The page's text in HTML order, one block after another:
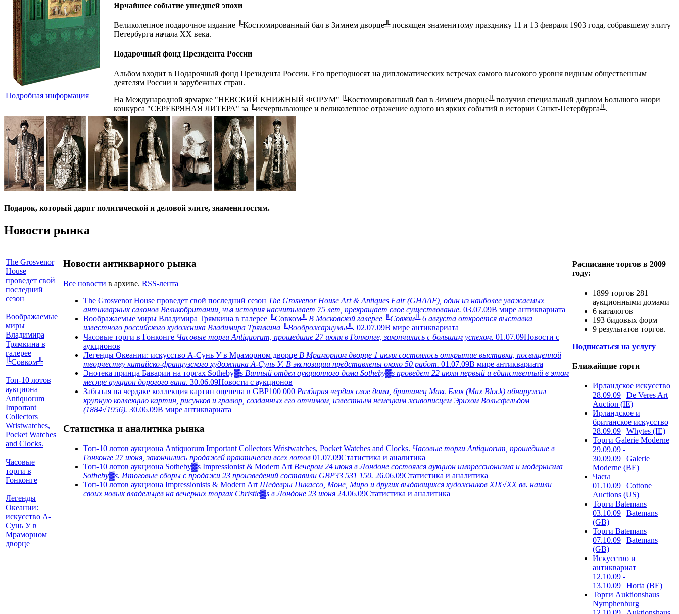
Подробная информация
Ярчайшее событие ушедшей эпохи
Великолепное подарочное издание ╚Костюмированный бал в Зимнем дворце╩ посвящен знаменитому празднику 11 и 13 февраля 1903 года, собравшему элиту
Петербурга начала ХХ века.
Подарочный фонд Президента России
Альбом входит в Подарочный фонд Президента России. Его преподносят на дипломатических встречах самого высокого уровня видным общественным
деятелям России и зарубежных стран.
На Международной ярмарке "НЕВСКИЙ КНИЖНЫЙ ФОРУМ" ╚Костюмированный бал в Зимнем дворце╩ получил специальный диплом Большого жюри
конкурса "СЕРЕБРЯНАЯ ЛИТЕРА" за ╚исчерпывающее и великолепное отражение одного из ярких событий в истории Санкт-Петербурга╩.
Подарок, который дарят политической и деловой элите, знаменитостям.
Новости рынка
The Grosvenor
House
проведет свой
последний
сезон
Воображаемые
миры
Владимира
Трямкина в
галерее
╚Совком╩
Топ-10 лотов
аукциона
Antiquorum
Important
Collectors
Wristwatches,
Pocket Watches
and Clocks.
Часовые
торги в
Гонконге
Легенды
Океании:
искусство А-
Сунь У в
Мраморном
дворце
Новости антикварного рынка
Все новости в архиве. RSS-лента
The Grosvenor House проведет свой последний сезон The Grosvenor House Art & Antiques Fair (GHAAF), один из наиболее уважаемых
антикварных салонов Великобритании, чья история насчитывает 75 лет, прекращает свое существование. 03.07.09В мире антиквариата
Воображаемые миры Владимира Трямкина в галерее ╚Совком╩ В Московской галерее ╚Совком╩ 6 августа откроется выставка
известного российского художника Владимира Трямкина ╚Вооброжариумы╩. 02.07.09В мире антиквариата
Часовые торги в Гонконге Часовые торги Antiquorum, прошедшие 27 июня в Гонконге, закончились с большим успехом. 01.07.09Новости с
аукционов
Легенды Океании: искусство А-Сунь У в Мраморном дворце В Мраморном дворце 1 июля состоялось открытие выставки, посвященной
творчеству китайско-французского художника А-Сунь У. В экспозиции представлены около 50 работ. 01.07.09В мире антиквариата
Энотека принца Баварии на торгах Sotheby▓s Винный отдел аукционного дома Sotheby▓s проведет 22 июля первый и единственный в этом
месяце аукцион дорогого вина. 30.06.09Новости с аукционов
Забытая на чердаке коллекция картин оценена в GBP100 000 Разбирая чердак свое дома, британец Макс Блок (Max Block) обнаружил
крупную коллекцию картин, рисунков и гравюр, созданных его отчимом, известным немецким живописцем Эрихом Вольсфельдом
(1884√1956). 30.06.09В мире антиквариата
Статистика и аналитика рынка
Топ-10 лотов аукциона Antiquorum Important Collectors Wristwatches, Pocket Watches and Clocks. Часовые торги Antiquorum, прошедшие в
Гонконге 27 июня, закончились продажей практически всех лотов 01.07.09Статистика и аналитика
Топ-10 лотов аукциона Sotheby▓s Impressionist & Modern Art Вечером 24 июня в Лондоне состоялся аукцион импрессионизма и модернизма
Sotheby▓s. Итоговые сборы с продажи 23 произведений составили GBP33 531 150. 26.06.09Статистика и аналитика
Топ-10 лотов аукциона Impressionists & Modern Art Шедевры Пикассо, Моне, Миро и других выдающихся художников XIX√XX вв. нашли
своих новых владельцев на вечерних торгах Christie▓s в Лондоне 23 июня 24.06.09Статистика и аналитика
Расписание торгов в 2009
году:
1899 торгов 281
аукционными домами
6 каталогов
193 бидовых форм
9 результатов торгов.
Подписаться на услугу
Ближайщие торги
Ирландское искусство
28.09.09
De Veres Art
Auction (IE)
Ирландское и
британское искусство
28.09.09
Whytes (IE)
Торги Galerie Moderne
29.09.09 -
30.09.09
Galerie
Moderne (BE)
Часы
01.10.09
Cottone
Auctions (US)
Торги Batemans
03.10.09
Batemans
(GB)
Торги Batemans
07.10.09
Batemans
(GB)
Искусство и
антиквариат
12.10.09 -
13.10.09
Horta (BE)
Торги Auktionshaus
Nymphenburg